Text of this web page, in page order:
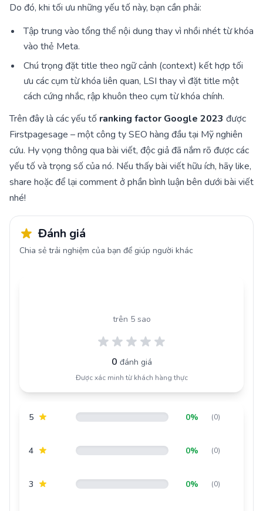
Do đó, khi tối ưu những yếu tố này, bạn cần phải:
Tập trung vào tổng thể nội dung thay vì nhồi nhét từ khóa
vào thẻ Meta.
Chú trọng đặt title theo ngữ cảnh (context) kết hợp tối
ưu các cụm từ khóa liên quan, LSI thay vì đặt title một
cách cứng nhắc, rập khuôn theo cụm từ khóa chính.
Trên đây là các yếu tố ranking factor Google 2023 được
Firstpagesage – một công ty SEO hàng đầu tại Mỹ nghiên
cứu. Hy vọng thông qua bài viết, độc giả đã nắm rõ được các
yếu tố và trọng số của nó. Nếu thấy bài viết hữu ích, hãy like,
share hoặc để lại comment ở phần bình luận bên dưới bài viết
nhé!
Đánh giá
Chia sẻ trải nghiệm của bạn để giúp người khác
trên 5 sao
0 đánh giá
Được xác minh từ khách hàng thực
5 0% (0)
4 0% (0)
3 0% (0)